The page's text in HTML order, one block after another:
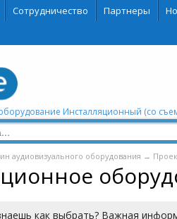
Сотрудничество Партнеры
Инсталляционный (со
аудиовизуального оборудования →
как выбрать? Важная